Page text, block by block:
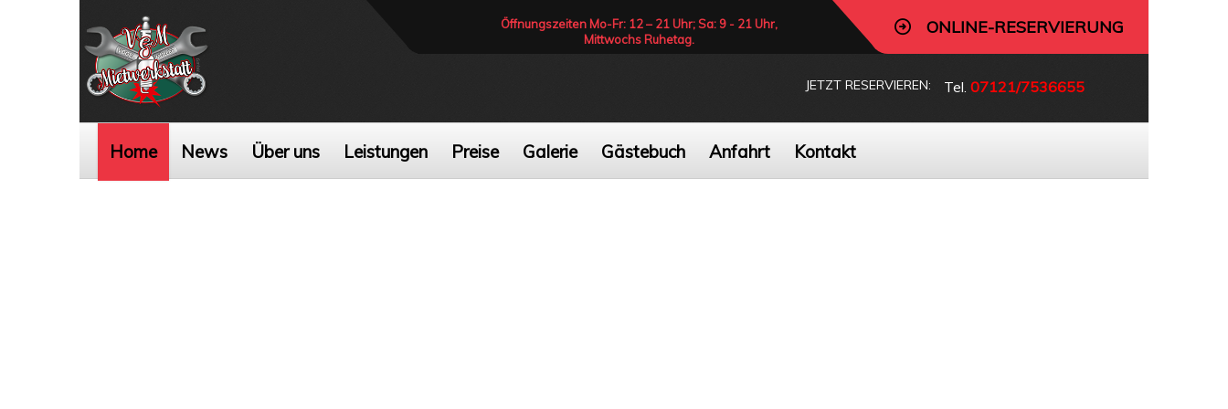
Öffnungszeiten Mo-Fr: 12 – 21 Uhr; Sa: 9 - 21 Uhr,
Mittwochs Ruhetag.
ONLINE-RESERVIERUNG
JETZT RESERVIEREN: Tel. 07121/7536655
Home News Über uns Leistungen Preise Galerie Gästebuch Anfahrt Kontakt